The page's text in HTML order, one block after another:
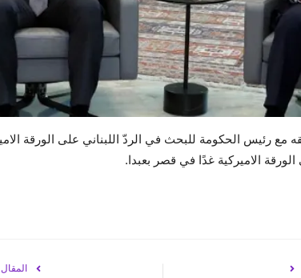
مع رئيس الحكومة للبحث في الردّ اللبناني على الورقة
الاميركية غدًا في قصر بعبدا.